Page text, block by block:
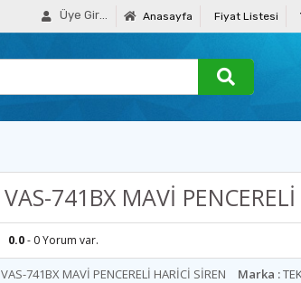
Üye Girişi Anasayfa Fiyat Listesi
VAS-741BX MAVİ
0.0- 0 Yorum var.
VAS-741BX MAVİ PENCERELİ HARİCİ SİREN Marka :